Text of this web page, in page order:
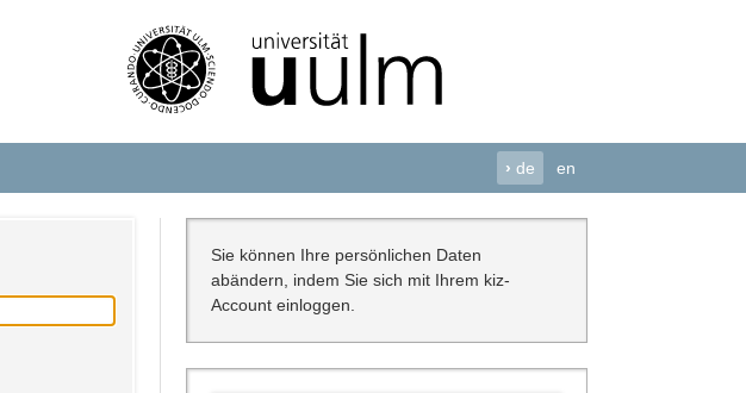
› de en
Sie können Ihre persönlichen Daten
abändern, indem Sie sich mit Ihrem kiz-
Account einloggen.